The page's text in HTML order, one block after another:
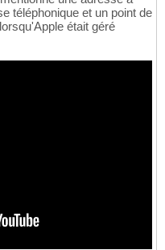
téléphonique et un point de
était géré